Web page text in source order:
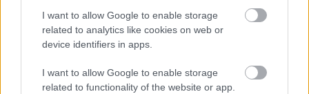
I want to allow Google to enable storage
related to analytics like cookies on web or
device identifiers in apps.
I want to allow Google to enable storage
related to functionality of the website or app.